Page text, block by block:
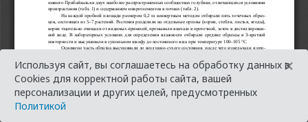
Используя сайт, вы соглашаетесь на обработку данных в
Cookies для корректной работы сайта, вашей
персонализации и других целей, предусмотренных
Политикой
×